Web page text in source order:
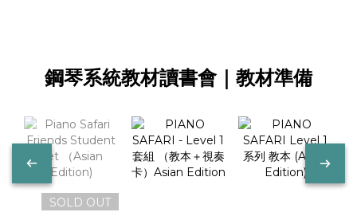
鋼琴系統教材讀書會｜教材準備
SOLD OUT